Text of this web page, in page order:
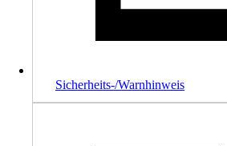
Sicherheits-/Warnhinweis